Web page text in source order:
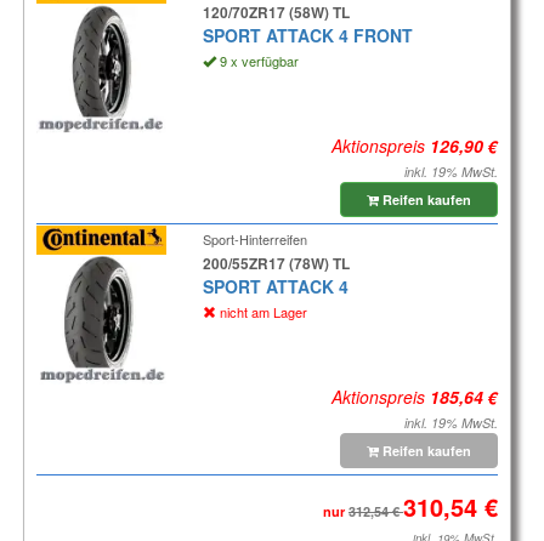
120/70ZR17 (58W) TL
SPORT ATTACK 4 FRONT
9 x verfügbar
Aktionspreis
inkl. 19% MwSt.
Reifen kaufen
Sport-Hinterreifen
200/55ZR17 (78W) TL
SPORT ATTACK 4
nicht am Lager
Aktionspreis
inkl. 19% MwSt.
Reifen kaufen
nur